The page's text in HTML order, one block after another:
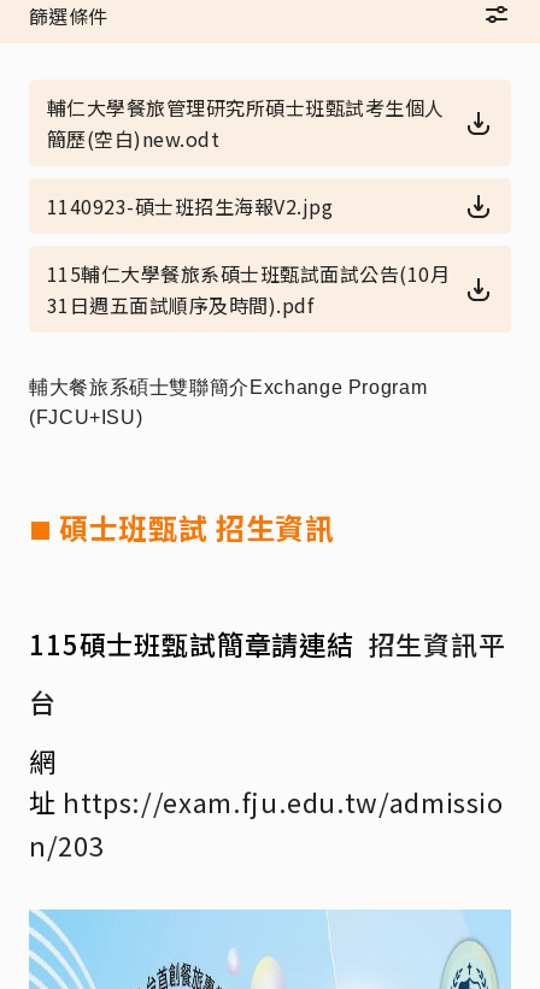
篩選條件
輔仁大學餐旅管理研究所碩士班甄試考生個人
簡歷(空白)new.odt
1140923-碩士班招生海報V2.jpg
115輔仁大學餐旅系碩士班甄試面試公告(10月
31日週五面試順序及時間).pdf
輔大餐旅系碩士雙聯簡介Exchange Program
(FJCU+ISU)
■ 碩士班甄試 招生資訊
115碩士班甄試簡章請連結 招生資訊平
台
網
址 https://exam.fju.edu.tw/admissio
n/203